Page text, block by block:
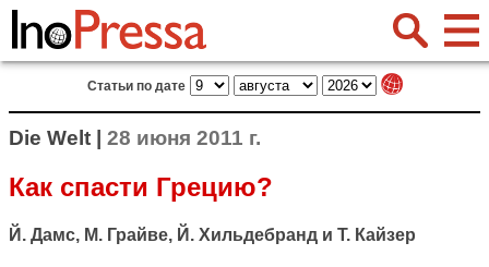
Статьи по дате
Die Welt | 28 июня 2011 г.
Как спасти Грецию?
Й. Дамс, М. Грайве, Й. Хильдебранд и Т. Кайзер